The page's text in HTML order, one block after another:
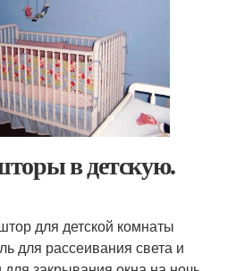
в детскую.
для детской комнаты
для рассеивания света и